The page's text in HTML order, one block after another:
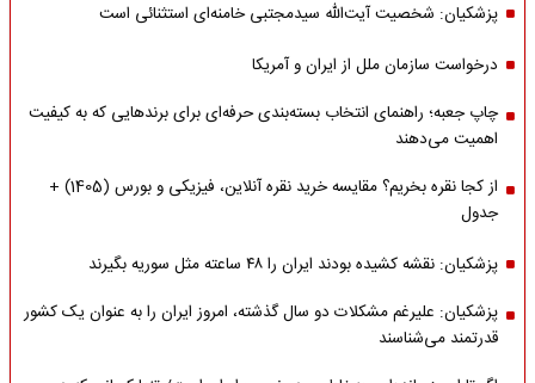
پزشکیان: شخصیت آیت‌الله سیدمجتبی خامنه‌ای استثنائی است
درخواست سازمان ملل از ایران و آمریکا
چاپ جعبه؛ راهنمای انتخاب بسته‌بندی حرفه‌ای برای برندهایی که به کیفیت
اهمیت می‌دهند
از کجا نقره بخریم؟ مقایسه خرید نقره آنلاین، فیزیکی و بورس (1405) +
جدول
پزشکیان: نقشه کشیده بودند ایران را ۴۸ ساعته مثل سوریه بگیرند
پزشکیان: علیرغم مشکلات دو سال گذشته، امروز ایران را به عنوان یک کشور
قدرتمند می‌شناسند